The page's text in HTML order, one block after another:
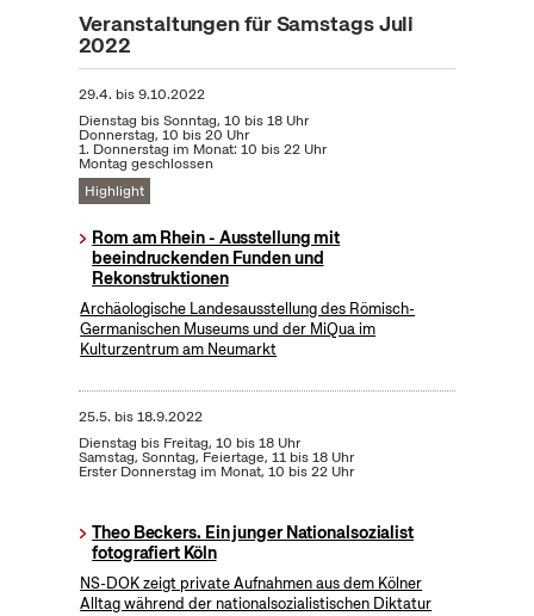
Veranstaltungen für Samstags Juli
2022
29.4. bis9.10.2022
Dienstag bis Sonntag, 10 bis 18 Uhr
Donnerstag, 10 bis 20 Uhr
1. Donnerstag im Monat: 10 bis 22 Uhr
Montag geschlossen
Highlight
Rom am Rhein - Ausstellung mit
beeindruckenden Funden und
Rekonstruktionen
Archäologische Landesausstellung des Römisch-
Germanischen Museums und der MiQua im
Kulturzentrum am Neumarkt
25.5. bis18.9.2022
Dienstag bis Freitag, 10 bis 18 Uhr
Samstag, Sonntag, Feiertage, 11 bis 18 Uhr
Erster Donnerstag im Monat, 10 bis 22 Uhr
Theo Beckers. Ein junger Nationalsozialist
fotografiert Köln
NS-DOK zeigt private Aufnahmen aus dem Kölner
Alltag während der nationalsozialistischen Diktatur